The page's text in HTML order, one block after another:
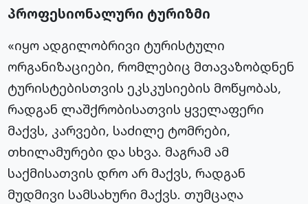
პროფესიონალური ტურიზმი
«იყო ადგილობრივი ტურისტული
ორგანიზაციები, რომლებიც მთავაზობდნენ
ტურისტებისთვის ეკსკუსიების მოწყობას,
რადგან ლაშქრობისათვის ყველაფერი
მაქვს, კარვები, საძილე ტომრები,
თხილამურები და სხვა. მაგრამ ამ
საქმისათვის დრო არ მაქვს, რადგან
მუდმივი სამსახური მაქვს. თუმცაღა